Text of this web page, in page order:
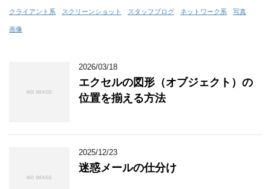
クライアント系 スクリーンショット スタッフブログ ネットワーク系 写真
画像
2026/03/18
エクセルの図形（オブジェクト）の
位置を揃える方法
2025/12/23
迷惑メールの仕分け